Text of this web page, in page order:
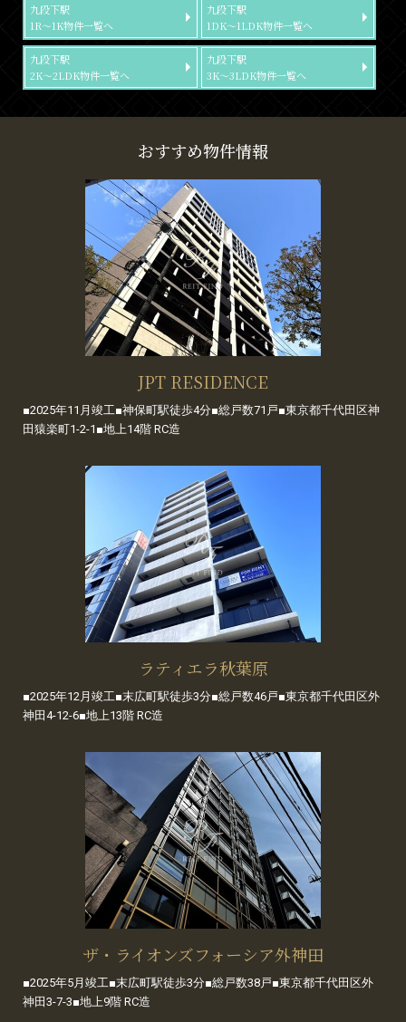
九段下駅
1R～1K物件一覧へ
九段下駅
1DK～1LDK物件一覧へ
九段下駅
2K～2LDK物件一覧へ
九段下駅
3K～3LDK物件一覧へ
おすすめ物件情報
JPT RESIDENCE
■2025年11月竣工■神保町駅徒歩4分■総戸数71戸■東京都千代田区神
田猿楽町1-2-1■地上14階 RC造
ラティエラ秋葉原
■2025年12月竣工■末広町駅徒歩3分■総戸数46戸■東京都千代田区外
神田4-12-6■地上13階 RC造
ザ・ライオンズフォーシア外神田
■2025年5月竣工■末広町駅徒歩3分■総戸数38戸■東京都千代田区外
神田3-7-3■地上9階 RC造